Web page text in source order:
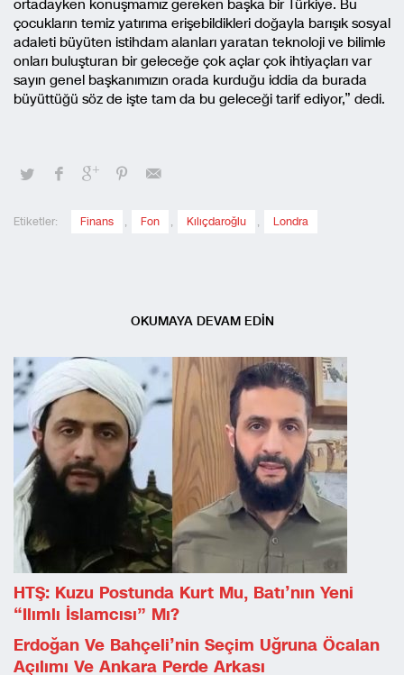
ortadayken konuşmamız gereken başka bir Türkiye. Bu
çocukların temiz yatırıma erişebildikleri doğayla barışık sosyal
adaleti büyüten istihdam alanları yaratan teknoloji ve bilimle
onları buluşturan bir geleceğe çok açlar çok ihtiyaçları var
sayın genel başkanımızın orada kurduğu iddia da burada
büyüttüğü söz de işte tam da bu geleceği tarif ediyor,” dedi.
Etiketler: Finans , Fon , Kılıçdaroğlu , Londra
OKUMAYA DEVAM EDİN
HTŞ: Kuzu Postunda Kurt Mu, Batı’nın Yeni
“ılımlı İslamcısı” Mı?
Erdoğan Ve Bahçeli’nin Seçim Uğruna Öcalan
Açılımı Ve Ankara Perde Arkası